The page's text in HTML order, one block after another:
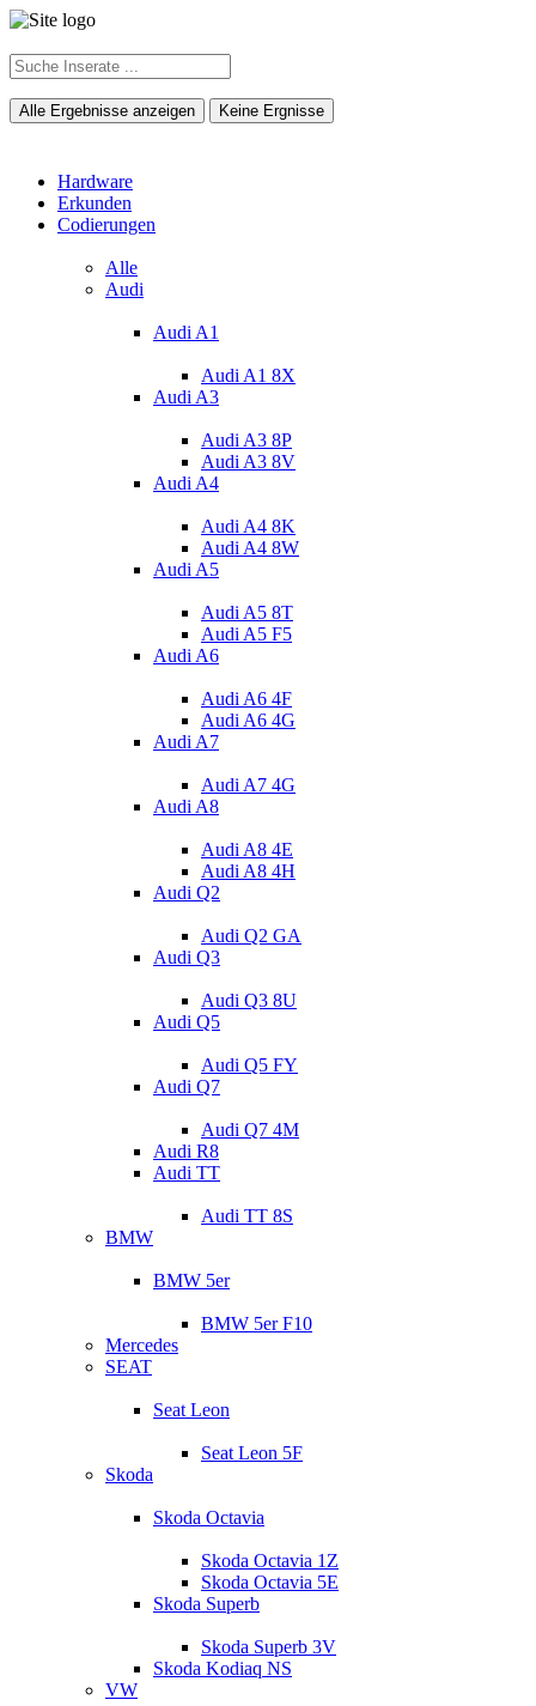
Alle Ergebnisse anzeigen Keine Ergnisse
Hardware
Erkunden
Codierungen
Alle
Audi
Audi A1
Audi A1 8X
Audi A3
Audi A3 8P
Audi A3 8V
Audi A4
Audi A4 8K
Audi A4 8W
Audi A5
Audi A5 8T
Audi A5 F5
Audi A6
Audi A6 4F
Audi A6 4G
Audi A7
Audi A7 4G
Audi A8
Audi A8 4E
Audi A8 4H
Audi Q2
Audi Q2 GA
Audi Q3
Audi Q3 8U
Audi Q5
Audi Q5 FY
Audi Q7
Audi Q7 4M
Audi R8
Audi TT
Audi TT 8S
BMW
BMW 5er
BMW 5er F10
Mercedes
SEAT
Seat Leon
Seat Leon 5F
Skoda
Skoda Octavia
Skoda Octavia 1Z
Skoda Octavia 5E
Skoda Superb
Skoda Superb 3V
Skoda Kodiaq NS
VW